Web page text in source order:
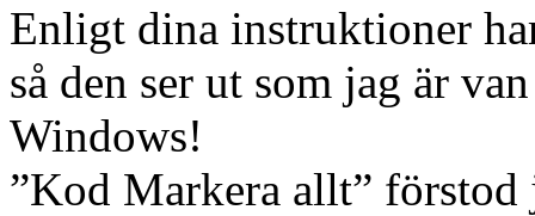
Enligt dina instruktioner
så den ser ut som jag är
Windows!
”Kod Markera allt”